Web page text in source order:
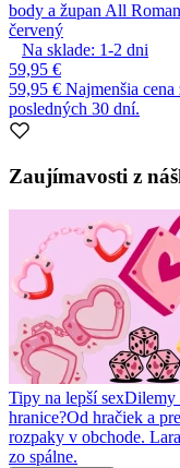
body a župan All
červený
Na sklade: 1-2 dni
59,95 €
59,95 € Najmenšia cena
posledných 30 dní.
Zaujímavosti z
Tipy na lepší sexDilemy
hranice?Od hračiek a
rozpaky v obchode.
zo spálne.